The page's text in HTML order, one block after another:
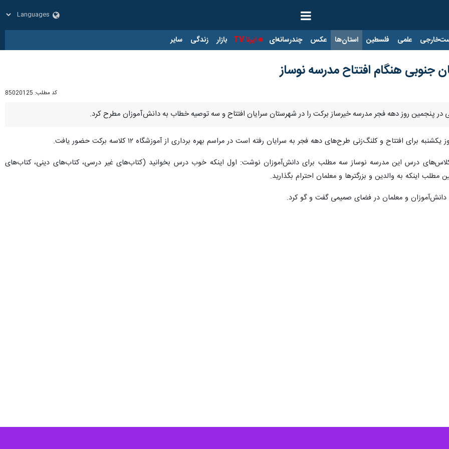
علمی فلسطین استان‌ها عکس چندرسانه‌ای ایرنا TV بازار زندگی سایر
جنوبی هنگام افتتاح مدرسه نوساز
کد مطلب: 85020125